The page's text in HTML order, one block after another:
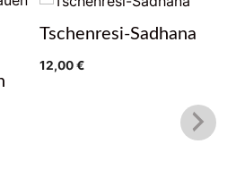
Tschenresi-Sadhana
12,00€